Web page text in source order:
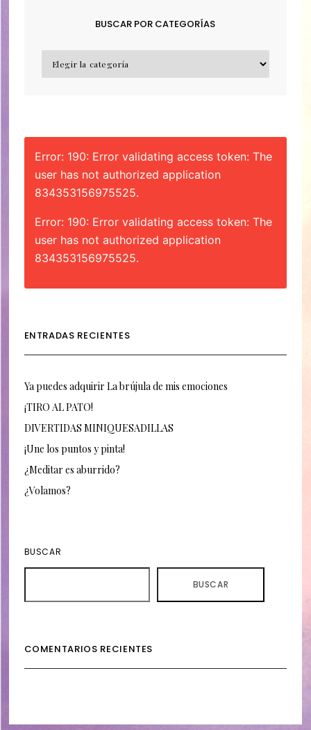
BUSCAR POR CATEGORÍAS
Error: 190: Error validating access token: The
user has not authorized application
834353156975525.
Error: 190: Error validating access token: The
user has not authorized application
834353156975525.
ENTRADAS RECIENTES
Ya puedes adquirir La brújula de mis emociones
¡TIRO AL PATO!
DIVERTIDAS MINIQUESADILLAS
¡Une los puntos y pinta!
¿Meditar es aburrido?
¿Volamos?
BUSCAR
BUSCAR
COMENTARIOS RECIENTES